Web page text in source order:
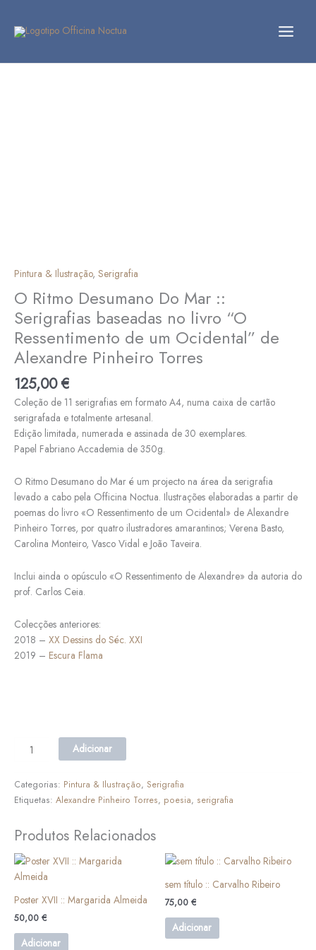
content
Pintura & Ilustração, Serigrafia
O Ritmo Desumano Do Mar ::
Serigrafias baseadas no livro “O
Ressentimento de um Ocidental” de
Alexandre Pinheiro Torres
125,00€
Coleção de 11 serigrafias em formato A4, numa caixa de cartão
serigrafada e totalmente artesanal.
Edição limitada, numerada e assinada de 30 exemplares.
Papel Fabriano Accademia de 350g.
O Ritmo Desumano do Mar é um projecto na área da serigrafia
levado a cabo pela Officina Noctua. Ilustrações elaboradas a partir de
poemas do livro «O Ressentimento de um Ocidental» de Alexandre
Pinheiro Torres, por quatro ilustradores amarantinos; Verena Basto,
Carolina Monteiro, Vasco Vidal e João Taveira.
Inclui ainda o opúsculo «O Ressentimento de Alexandre» da autoria do
prof. Carlos Ceia.
Colecções anteriores:
2018 – XX Dessins do Séc. XXI
2019 – Escura Flama
Ressentimento
um
Ocidental"
de
Alexandre
Pinheiro
Torres
Adicionar
Categorias: Pintura & Ilustração, Serigrafia
Etiquetas: Alexandre Pinheiro Torres, poesia, serigrafia
Produtos Relacionados
Poster XVII :: Margarida Almeida
50,00 €
Adicionar
sem título :: Carvalho Ribeiro
75,00 €
Adicionar